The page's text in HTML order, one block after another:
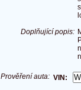
Doplňující popis:
Prověření auta: VIN: